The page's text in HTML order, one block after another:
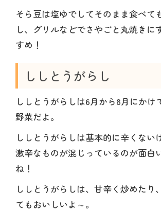
そら豆は塩ゆでしてそのまま食べて
し、グリルなどでさやごと丸焼きに
すめ！
ししとうがらし
ししとうがらしは6月から8月にかけ
野菜だよ。
ししとうがらしは基本的に辛くない
激辛なものが混じっているのが面白
ね！
ししとうがらしは、甘辛く炒めたり
てもおいしいよ～。